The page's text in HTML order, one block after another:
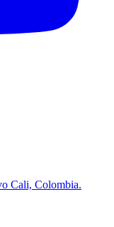
Cali, Colombia.